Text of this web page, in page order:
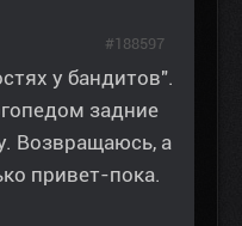
у бандитов".
задние
Возвращаюсь, а
привет-пока.
#188597